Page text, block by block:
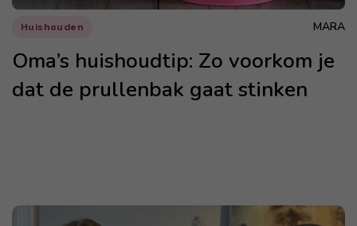
Huishouden MARA
Oma’s huishoudtip: Zo voorkom je
dat de prullenbak gaat stinken